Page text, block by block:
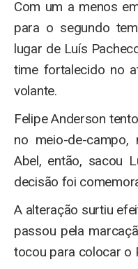
Com um a menos
para o segundo
lugar de Luís
time fortalecido no
volante.
Felipe Anderson
no meio-de-
Abel, então, sacou
decisão foi
A alteração surtiu
passou pela
tocou para colocar o